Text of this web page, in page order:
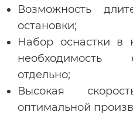
Возможность
остановки;
Набор оснастки в
необходимость
отдельно;
Высокая
оптимальной